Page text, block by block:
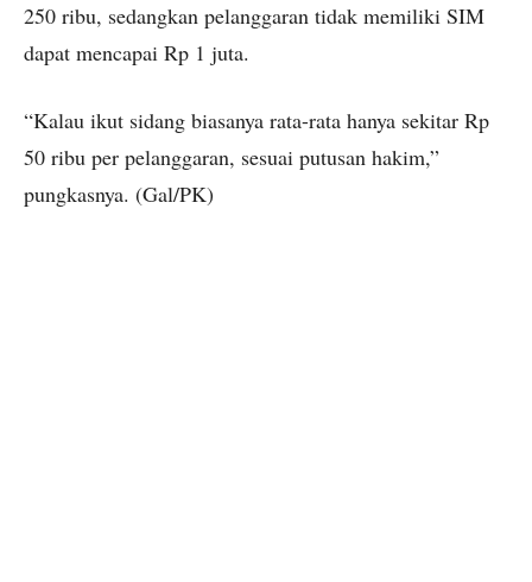
250 ribu, sedangkan pelanggaran tidak memiliki SIM
dapat mencapai Rp 1 juta.
“Kalau ikut sidang biasanya rata-rata hanya sekitar Rp
50 ribu per pelanggaran, sesuai putusan hakim,”
pungkasnya. (Gal/PK)